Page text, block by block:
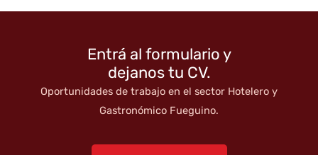
Entrá al formulario y
dejanos tu CV.
Oportunidades de trabajo en el sector Hotelero y
Gastronómico Fueguino.